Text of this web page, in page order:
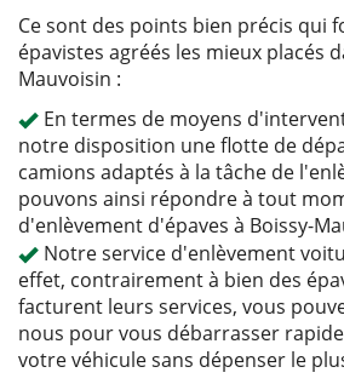
Ce sont des points bien précis qui
épavistes agréés les mieux placés
Mauvoisin :
En termes de moyens
notre disposition une flotte de
camions adaptés à la tâche de
pouvons ainsi répondre à tout
d'enlèvement d'épaves à Boissy-
Notre service d'enlèvement
effet, contrairement à bien des
facturent leurs services, vous
nous pour vous débarrasser
votre véhicule sans dépenser le